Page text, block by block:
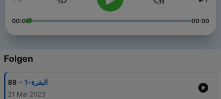
00:00 00:00
Folgen
89 - البقرة-1
21 Mai 2023